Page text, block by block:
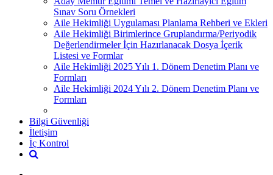
Sınav Soru Örnekleri
Aile Hekimliği Uygulaması Planlama Rehberi ve Ekleri
Aile Hekimliği Birimlerince Gruplandırma/Periyodik
Değerlendirmeler İçin Hazırlanacak Dosya İçerik
Listesi ve Formlar
Aile Hekimliği 2025 Yılı 1. Dönem Denetim Planı ve
Formları
Aile Hekimliği 2024 Yılı 2. Dönem Denetim Planı ve
Formları
Bilgi Güvenliği
İletişim
İç Kontrol